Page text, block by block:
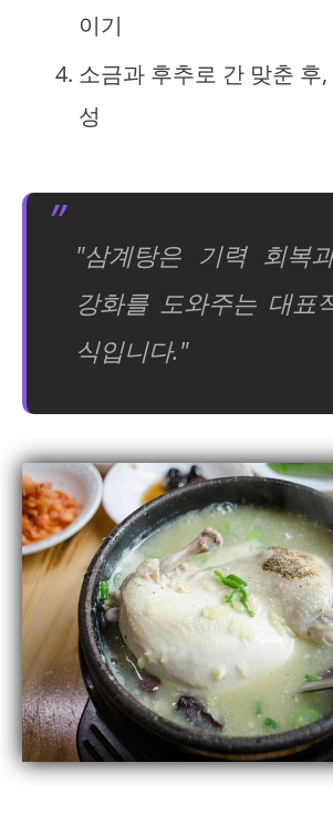
이기
소금과 후추로 간 맞춘 후
성
"삼계탕은 기력 회복
강화를 도와주는 대표
식입니다."